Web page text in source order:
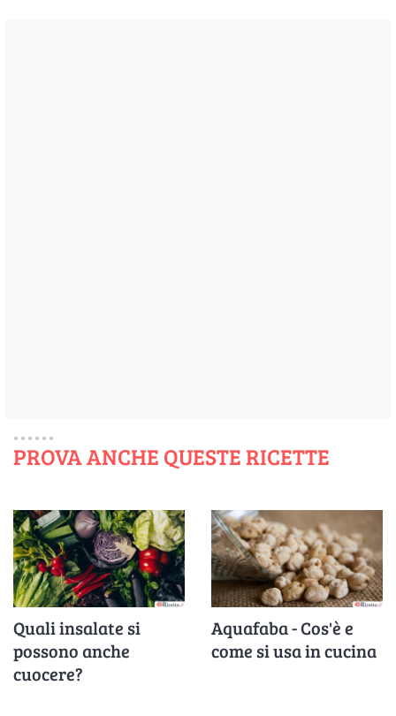
PROVA ANCHE QUESTE RICETTE
Quali insalate si
possono anche
cuocere?
Aquafaba - Cos'è e
come si usa in cucina